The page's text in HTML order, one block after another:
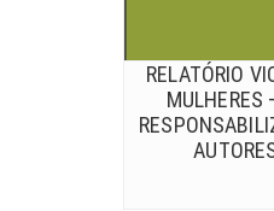
RELATÓRIO
MULHERES